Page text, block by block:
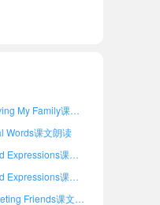
闽教版三年级下册Unit 4 Loving My Family课文朗读
Words课文朗读
闽教版六年级上册Words and Expressions课文朗读
闽教版五年级上册Words and Expressions课文朗读
闽教版四年级上册Unit 1 Meeting Friends课文朗读